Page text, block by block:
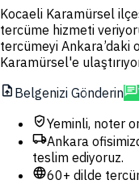
Kocaeli Karamürsel
tercüme hizmeti
tercümeyi Ankara’daki
Karamürsel'e
upload_file Belgenizi Gönderinchat
verified_userYeminli, noter
local_shippingAnkara
teslim ediyoruz.
language60+ dilde